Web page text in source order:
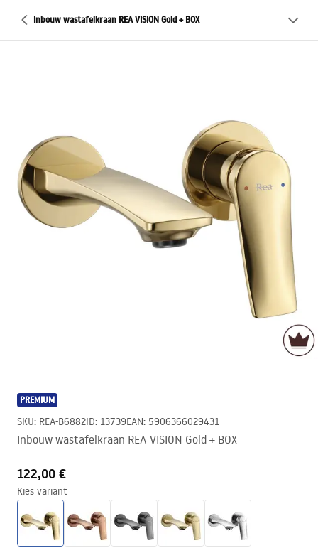
Inbouw wastafelkraan REA VISION Gold + BOX
PREMIUM
SKU: REA-B6882ID: 13739EAN: 5906366029431
Inbouw wastafelkraan REA VISION Gold + BOX
122,00 €
Kies variant